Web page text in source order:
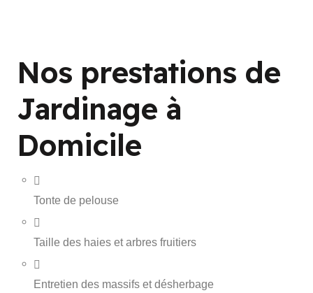
Nos prestations de
Jardinage à
Domicile
Tonte de pelouse
Taille des haies et arbres fruitiers
Entretien des massifs et désherbage